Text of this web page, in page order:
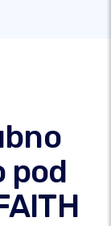
pod